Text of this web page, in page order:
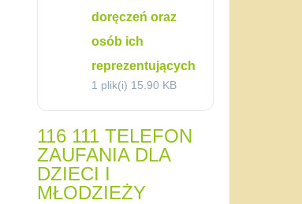
doręczeń oraz
osób ich
reprezentujących
1 plik(i) 15.90 KB
116 111 TELEFON
ZAUFANIA DLA
DZIECI I
MŁODZIEŻY